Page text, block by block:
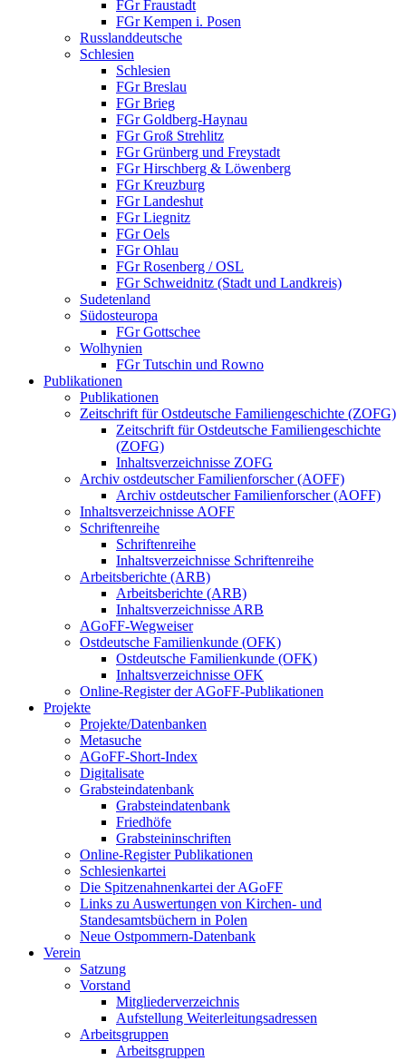
FGr Fraustadt
FGr Kempen i. Posen
Russlanddeutsche
Schlesien
Schlesien
FGr Breslau
FGr Brieg
FGr Goldberg-Haynau
FGr Groß Strehlitz
FGr Grünberg und Freystadt
FGr Hirschberg & Löwenberg
FGr Kreuzburg
FGr Landeshut
FGr Liegnitz
FGr Oels
FGr Ohlau
FGr Rosenberg / OSL
FGr Schweidnitz (Stadt und Landkreis)
Sudetenland
Südosteuropa
FGr Gottschee
Wolhynien
FGr Tutschin und Rowno
Publikationen
Publikationen
Zeitschrift für Ostdeutsche Familiengeschichte (ZOFG)
Zeitschrift für Ostdeutsche Familiengeschichte
(ZOFG)
Inhaltsverzeichnisse ZOFG
Archiv ostdeutscher Familienforscher (AOFF)
Archiv ostdeutscher Familienforscher (AOFF)
Inhaltsverzeichnisse AOFF
Schriftenreihe
Schriftenreihe
Inhaltsverzeichnisse Schriftenreihe
Arbeitsberichte (ARB)
Arbeitsberichte (ARB)
Inhaltsverzeichnisse ARB
AGoFF-Wegweiser
Ostdeutsche Familienkunde (OFK)
Ostdeutsche Familienkunde (OFK)
Inhaltsverzeichnisse OFK
Online-Register der AGoFF-Publikationen
Projekte
Projekte/Datenbanken
Metasuche
AGoFF-Short-Index
Digitalisate
Grabsteindatenbank
Grabsteindatenbank
Friedhöfe
Grabsteininschriften
Online-Register Publikationen
Schlesienkartei
Die Spitzenahnenkartei der AGoFF
Links zu Auswertungen von Kirchen- und
Standesamtsbüchern in Polen
Neue Ostpommern-Datenbank
Verein
Satzung
Vorstand
Mitgliederverzeichnis
Aufstellung Weiterleitungsadressen
Arbeitsgruppen
Arbeitsgruppen